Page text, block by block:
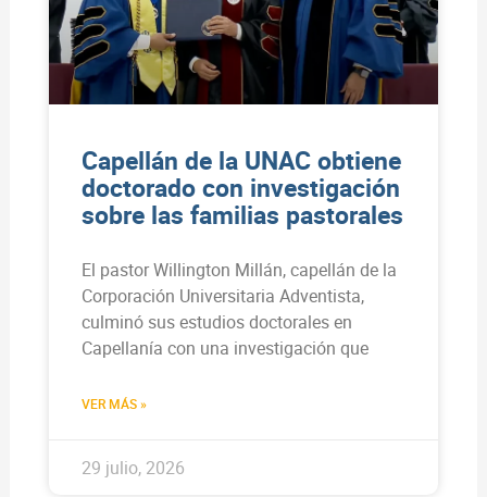
Capellán de la UNAC obtiene
doctorado con investigación
sobre las familias pastorales
El pastor Willington Millán, capellán de la
Corporación Universitaria Adventista,
culminó sus estudios doctorales en
Capellanía con una investigación que
VER MÁS »
29 julio, 2026